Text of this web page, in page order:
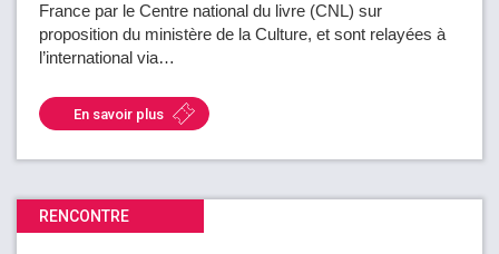
France par le Centre national du livre (CNL) sur
proposition du ministère de la Culture, et sont relayées à
l’international via…
En savoir plus
RENCONTRE